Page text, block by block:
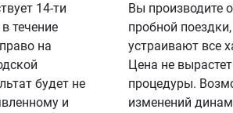
14-ти
течение
на
будет не
и
Вы производите
пробной
устраивают все
Цена не
процедуры.
изменений